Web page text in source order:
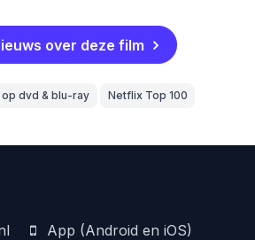
over deze film
dvd & blu-ray Netflix Top 100
App (Android en iOS)